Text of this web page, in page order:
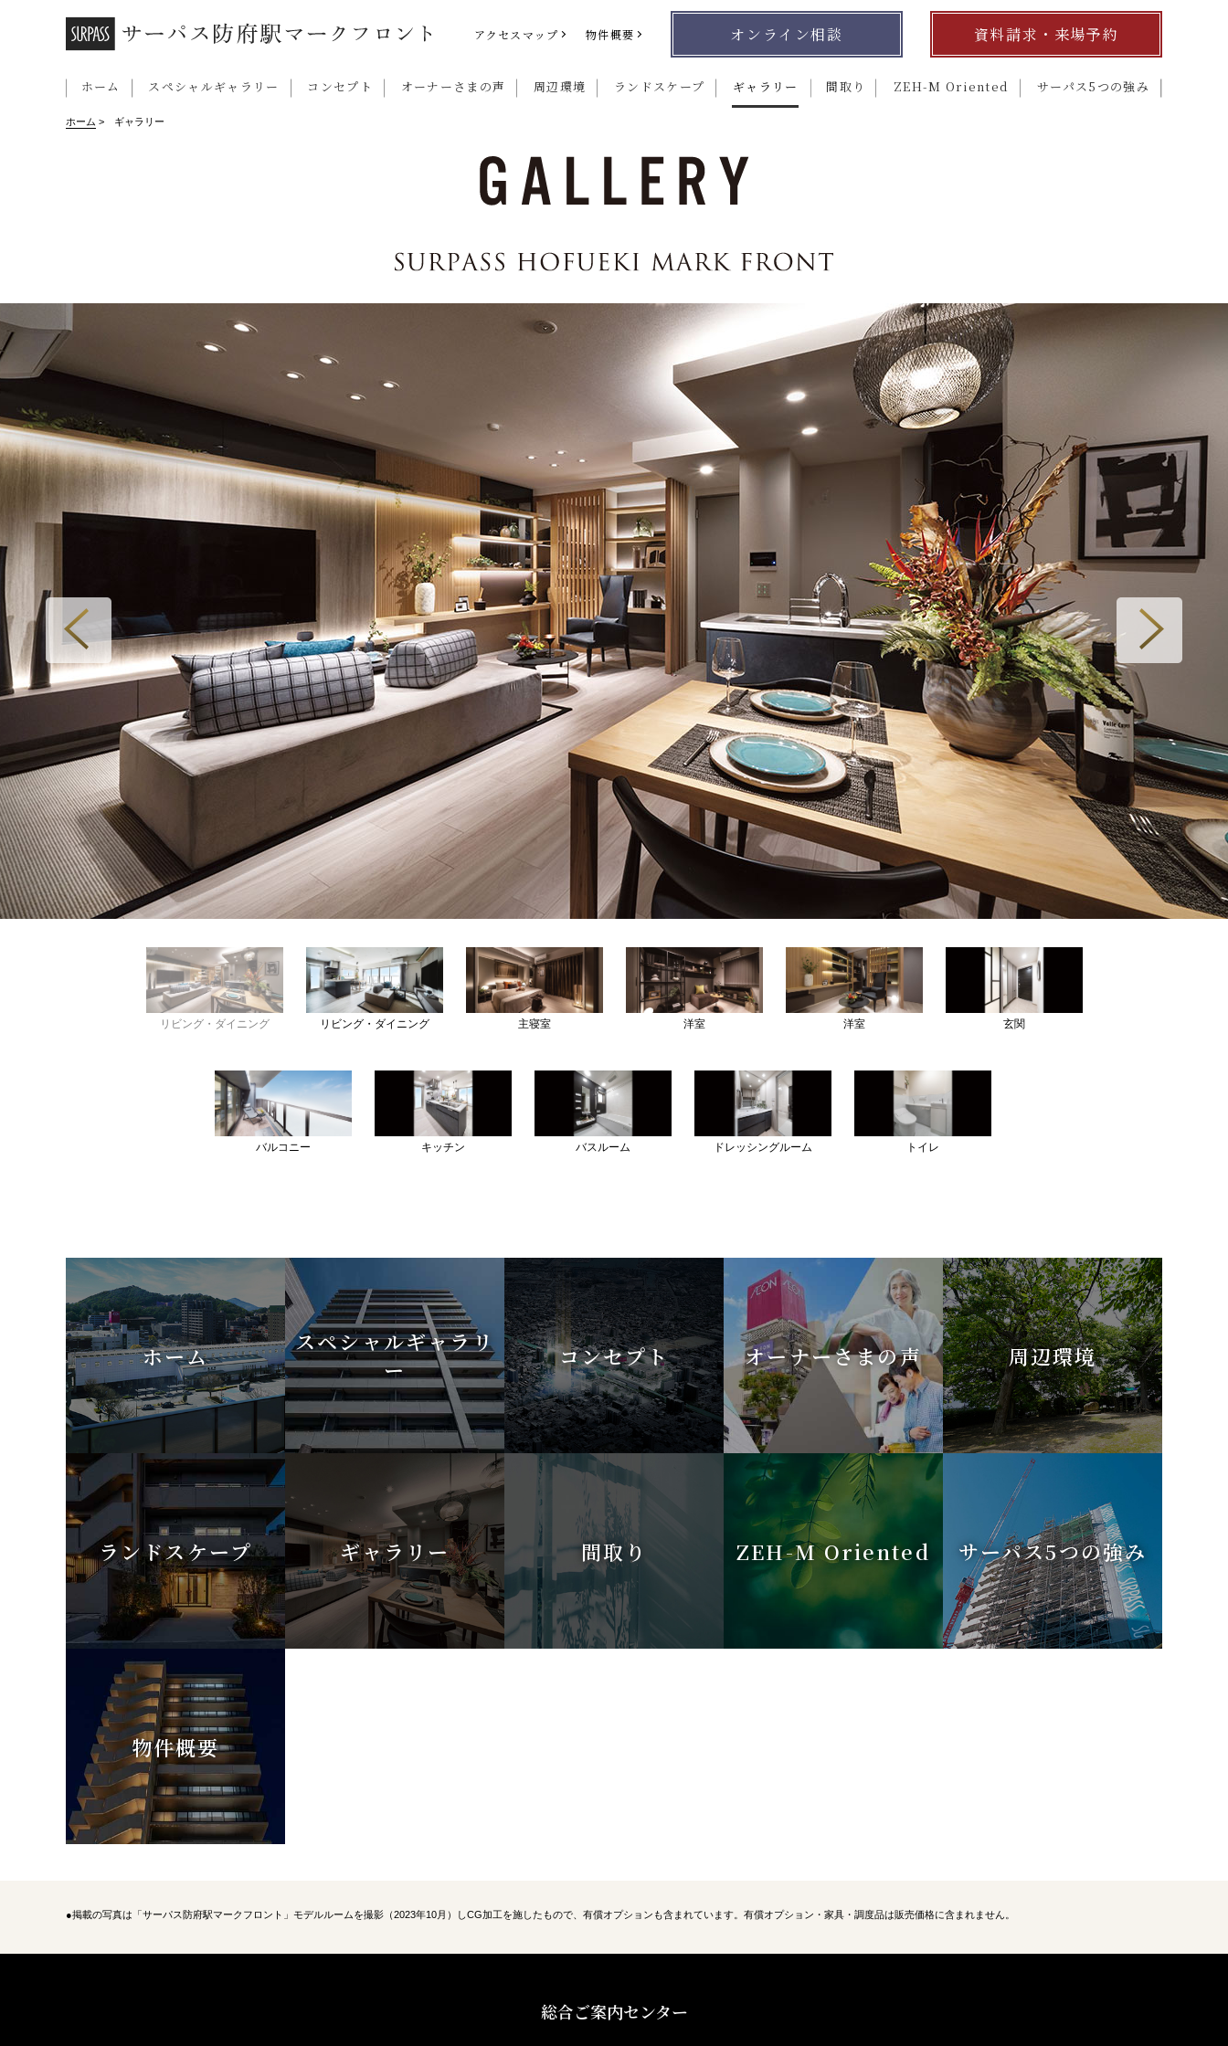
アクセスマップ 物件概要 オンライン相談 資料請求・来場予約
ホーム スペシャルギャラリー コンセプト オーナーさまの声 周辺環境 ランドスケープ ギャラリー 間取り ZEH-M Oriented サーパス5つの強み
ホーム > ギャラリー
リビング・ダイニング リビング・ダイニング 主寝室 洋室 洋室 玄関
バルコニー キッチン バスルーム ドレッシングルーム トイレ
●掲載の写真は「サーパス防府駅マークフロント」モデルルームを撮影（2023年10月）しCG加工を施したもので、有償オプションも含まれています。有償オプション・家具・調度品は販売価格に含まれません。
ホーム
スペシャルギャラリ
ー
コンセプト オーナーさまの声 周辺環境
ランドスケープ ギャラリー 間取り ZEH-M Oriented サーパス5つの強み
物件概要
総合ご案内センター